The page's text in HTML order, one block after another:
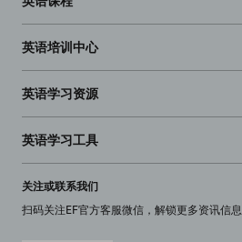
英语培训中心
英语学习资源
英语学习工具
关注或联系我们
扫码关注EF官方客服微信，解锁更多资讯信息